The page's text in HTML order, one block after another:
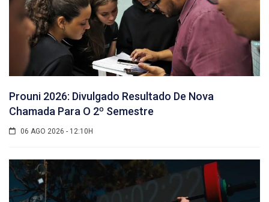
Prouni 2026: Divulgado Resultado De Nova
Chamada Para O 2º Semestre
06 AGO 2026 - 12:10H